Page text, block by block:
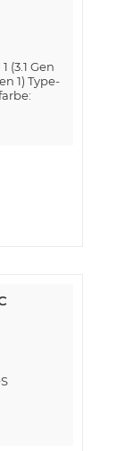
(3.1 Gen
1) Type-
Höhe:
45 mm,